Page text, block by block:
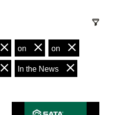
on on
In the News